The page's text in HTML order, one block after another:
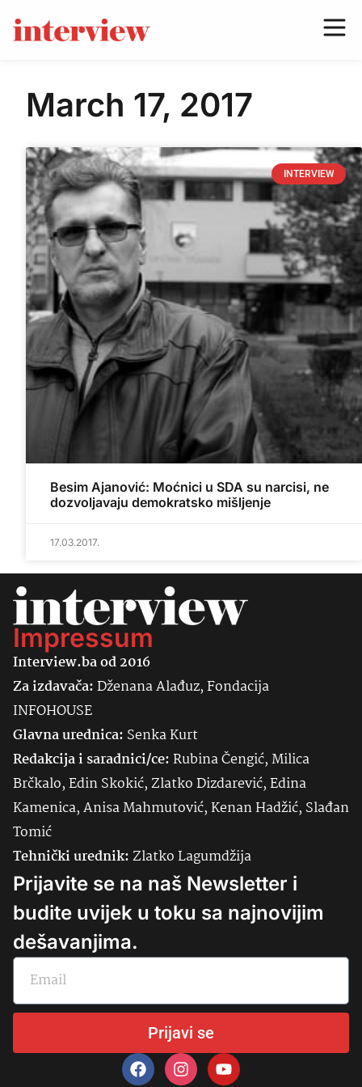
March 17, 2017
INTERVIEW
Besim Ajanović: Moćnici u SDA su narcisi, ne
dozvoljavaju demokratsko mišljenje
17.03.2017.
Impressum
Interview.ba od 2016
Za izdavača:Dženana Alađuz, Fondacija
INFOHOUSE
Glavna urednica: SenkaKurt
Redakcija i saradnici/ce:Rubina Čengić, Milica
Brčkalo, Edin Skokić, Zlatko Dizdarević, Edina
Kamenica, Anisa Mahmutović, Kenan Hadžić, Slađan
Tomić
Tehnički urednik:Zlatko Lagumdžija
Prijavite se na naš Newsletter i
budite uvijek u toku sa najnovijim
dešavanjima.
Prijavi se